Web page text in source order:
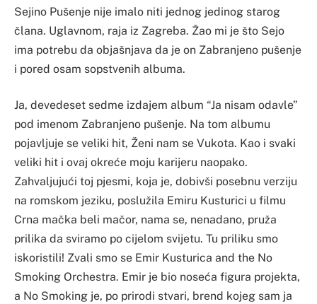
Sejino Pušenje nije imalo niti jednog jedinog starog
člana. Uglavnom, raja iz Zagreba. Žao mi je što Sejo
ima potrebu da objašnjava da je on Zabranjeno pušenje
i pored osam sopstvenih albuma.
Ja, devedeset sedme izdajem album “Ja nisam odavle”
pod imenom Zabranjeno pušenje. Na tom albumu
pojavljuje se veliki hit, Ženi nam se Vukota. Kao i svaki
veliki hit i ovaj okreće moju karijeru naopako.
Zahvaljujući toj pjesmi, koja je, dobivši posebnu verziju
na romskom jeziku, poslužila Emiru Kusturici u filmu
Crna mačka beli mačor, nama se, nenadano, pruža
prilika da sviramo po cijelom svijetu. Tu priliku smo
iskoristili! Zvali smo se Emir Kusturica and the No
Smoking Orchestra. Emir je bio noseća figura projekta,
a No Smoking je, po prirodi stvari, brend kojeg sam ja